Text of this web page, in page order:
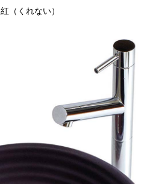
紅（くれない）